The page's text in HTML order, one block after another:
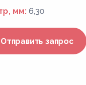
мм: 6,30
Отправить запрос